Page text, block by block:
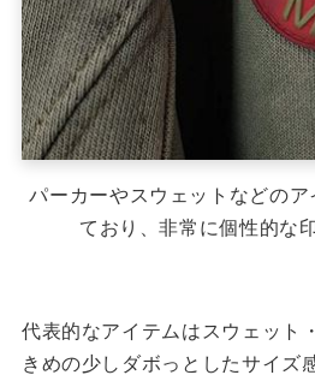
パーカーやスウェットなどの
ており、非常に個性的な
代表的なアイテムはスウェット
きめの少しダボっとしたサイズ